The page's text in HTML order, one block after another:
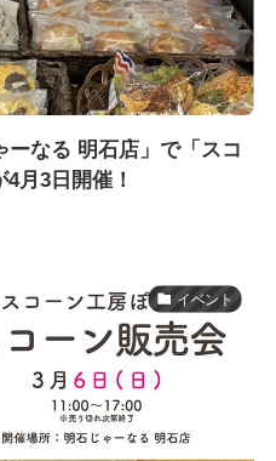
ーなる 明石店」で「スコ
月3日開催！
イベント